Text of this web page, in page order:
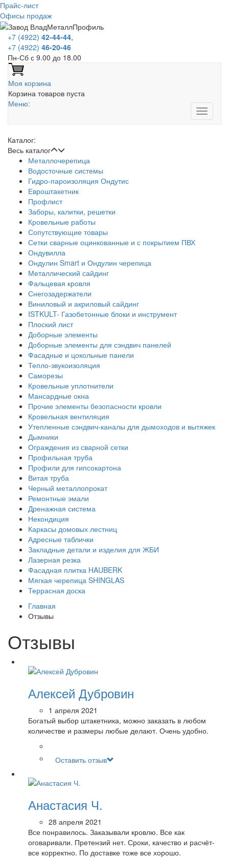
Прайс-лист
Офисы продаж
+7 (4922) 42-44-44,
+7 (4922) 46-20-46
Пн-Сб с 9.00 до 18.00
Моя корзина
Корзина товаров пуста
Меню:
Каталог:
Весь каталог
Металлочерепица
Водосточные системы
Гидро-пароизоляция Ондутис
Евроштакетник
Профлист
Заборы, калитки, решетки
Кровельные работы
Сопутствующие товары
Сетки сварные оцинкованные и с покрытием ПВХ
Ондувилла
Ондулин Smart и Ондулин черепица
Металлический сайдинг
Фальцевая кровля
Снегозадержатели
Виниловый и акриловый сайдинг
ISTKULT- Газобетонные блоки и инструмент
Плоский лист
Доборные элементы
Доборные элементы для сэндвич панелей
Фасадные и цокольные панели
Тепло-звукоизоляция
Саморезы
Кровельные уплотнители
Мансардные окна
Прочие элементы безопасности кровли
Кровельная вентиляция
Утепленные сэндвич-каналы для дымоходов и вытяжек
Дымники
Ограждения из сварной сетки
Профильная труба
Профили для гипсокартона
Витая труба
Черный металлопрокат
Ремонтные эмали
Дренажная система
Некондиция
Каркасы домовых лестниц
Адресные таблички
Закладные детали и изделия для ЖБИ
Лазерная резка
Фасадная плитка HAUBERK
Мягкая черепица SHINGLAS
Террасная доска
Главная
Отзывы
Отзывы
Алексей Дубровин
1 апреля 2021
Богатый выбор штакетника, можно заказать в любом
количестве и размеры любые делают. Очень удобно.
Оставить отзыв
Анастасия Ч.
28 апреля 2021
Все понравилось. Заказывали кровлю. Все как
оговаривали. Претензий нет. Сроки, качество и расчёт-
все корректно. По доставке тоже все хорошо.